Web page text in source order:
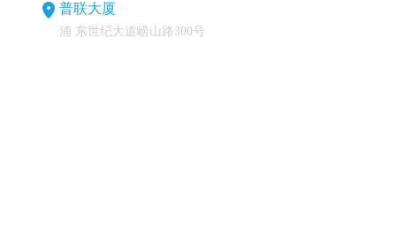
普联大厦
浦 东世纪大道崂山路300号